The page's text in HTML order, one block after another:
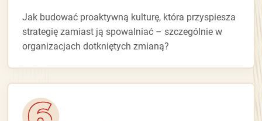
Jak budować proaktywną kulturę, która przyspiesza
strategię zamiast ją spowalniać – szczególnie w
organizacjach dotkniętych zmianą?